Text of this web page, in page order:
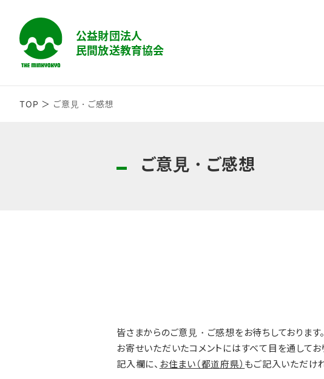
TOP ご意見・ご感想
ご意見・ご感想
皆さまからのご意見・ご感想をお待ちしております。
お寄せいただいたコメントにはすべて目を通して
記入欄に、 お住まい（都道府県） もご記入いただけ